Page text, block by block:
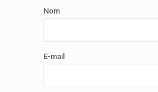
Nom
E-mail